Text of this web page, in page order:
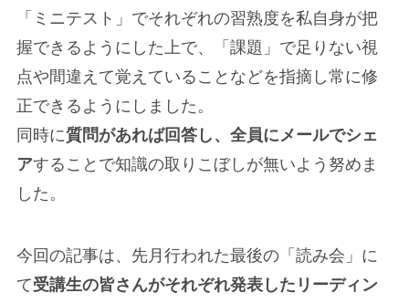
「ミニテスト」でそれぞれの習熟度を私自身が把
握できるようにした上で、「課題」で足りない視
点や間違えて覚えていることなどを指摘し常に修
正できるようにしました。
同時に質問があれば回答し、全員にメールでシェ
アすることで知識の取りこぼしが無いよう努めま
した。
今回の記事は、先月行われた最後の「読み会」に
て受講生の皆さんがそれぞれ発表したリーディン